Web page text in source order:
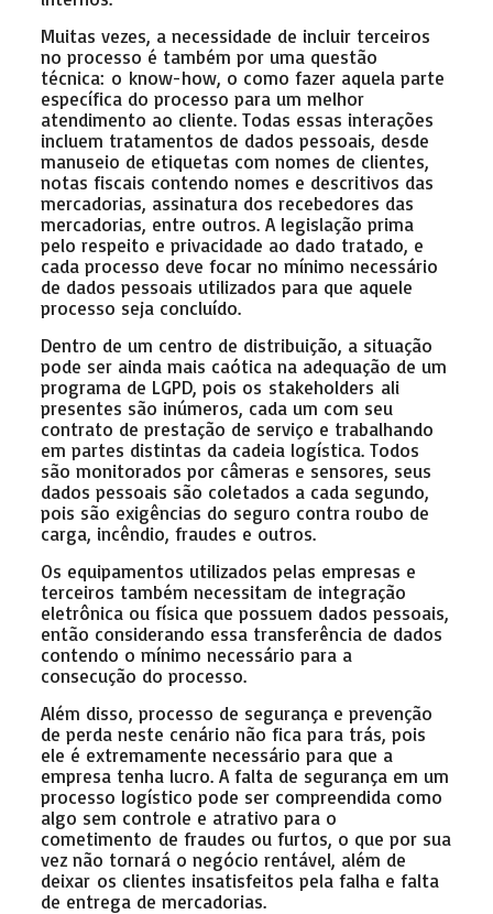
Muitas vezes, a necessidade de incluir terceiros
no processo é também por uma questão
técnica: o know-how, o como fazer aquela parte
específica do processo para um melhor
atendimento ao cliente. Todas essas interações
incluem tratamentos de dados pessoais, desde
manuseio de etiquetas com nomes de clientes,
notas fiscais contendo nomes e descritivos das
mercadorias, assinatura dos recebedores das
mercadorias, entre outros. A legislação prima
pelo respeito e privacidade ao dado tratado, e
cada processo deve focar no mínimo necessário
de dados pessoais utilizados para que aquele
processo seja concluído.
Dentro de um centro de distribuição, a situação
pode ser ainda mais caótica na adequação de um
programa de LGPD, pois os stakeholders ali
presentes são inúmeros, cada um com seu
contrato de prestação de serviço e trabalhando
em partes distintas da cadeia logística. Todos
são monitorados por câmeras e sensores, seus
dados pessoais são coletados a cada segundo,
pois são exigências do seguro contra roubo de
carga, incêndio, fraudes e outros.
Os equipamentos utilizados pelas empresas e
terceiros também necessitam de integração
eletrônica ou física que possuem dados pessoais,
então considerando essa transferência de dados
contendo o mínimo necessário para a
consecução do processo.
Além disso, processo de segurança e prevenção
de perda neste cenário não fica para trás, pois
ele é extremamente necessário para que a
empresa tenha lucro. A falta de segurança em um
processo logístico pode ser compreendida como
algo sem controle e atrativo para o
cometimento de fraudes ou furtos, o que por sua
vez não tornará o negócio rentável, além de
deixar os clientes insatisfeitos pela falha e falta
de entrega de mercadorias.